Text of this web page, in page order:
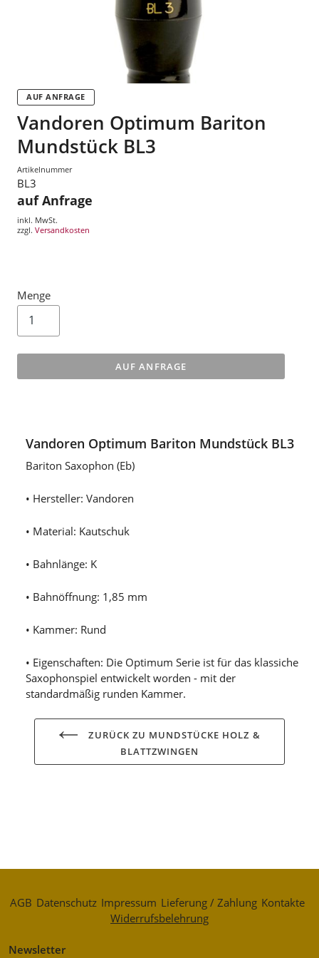
AUF ANFRAGE
Vandoren Optimum Bariton
Mundstück BL3
Artikelnummer
BL3
auf Anfrage
inkl. MwSt.
zzgl. Versandkosten
Menge
AUF ANFRAGE
Vandoren Optimum Bariton Mundstück BL3
Bariton Saxophon (Eb)
• Hersteller: Vandoren
• Material: Kautschuk
• Bahnlänge: K
• Bahnöffnung: 1,85 mm
• Kammer: Rund
• Eigenschaften: Die Optimum Serie ist für das klassiche
Saxophonspiel entwickelt worden - mit der
standardmäßig runden Kammer.
ZURÜCK ZU MUNDSTÜCKE HOLZ &
BLATTZWINGEN
AGB Datenschutz Impressum Lieferung / Zahlung Kontakte
Widerrufsbelehrung
Newsletter